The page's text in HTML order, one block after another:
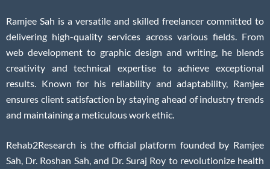
Ramjee Sah is a versatile and skilled freelancer committed to
delivering high-quality services across various fields. From
web development to graphic design and writing, he blends
creativity and technical expertise to achieve exceptional
results. Known for his reliability and adaptability, Ramjee
ensures client satisfaction by staying ahead of industry trends
and maintaining a meticulous work ethic.
Rehab2Research is the official platform founded by Ramjee
Sah, Dr. Roshan Sah, and Dr. Suraj Roy to revolutionize health